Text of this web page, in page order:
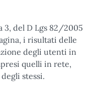
3, del D Lgs 82/2005
i risultati delle
degli utenti in
quelli in rete,
stessi.